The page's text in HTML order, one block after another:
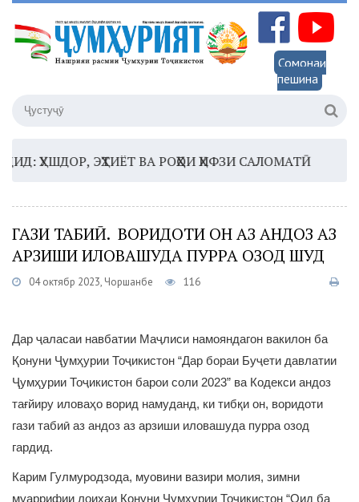
Сомонаи
пешина
ЭҲТИЁТ ВА РОҲҲОИ ҲИФЗИ САЛОМАТӢ16:35
ГАЗИ ТАБИӢ. ВОРИДОТИ ОН АЗ АНДОЗ АЗ
АРЗИШИ ИЛОВАШУДА ПУРРА ОЗОД ШУД
04 октябр 2023, Чоршанбе 116
Дар ҷаласаи навбатии Маҷлиси намояндагон вакилон ба
Қонуни Ҷумҳурии Тоҷикистон “Дар бораи Буҷети давлатии
Ҷумҳурии Тоҷикистон барои соли 2023” ва Кодекси андоз
тағйиру иловаҳо ворид намуданд, ки тибқи он, воридоти
гази табиӣ аз андоз аз арзиши иловашуда пурра озод
гардид.
Карим Гулмуродзода, муовини вазири молия, зимни
муаррифии лоиҳаи Қонуни Ҷумҳурии Тоҷикистон “Оид ба